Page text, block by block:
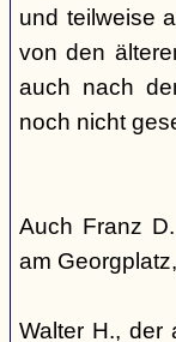
und teilweise
von den
auch nach
noch nicht
Auch Franz
am
Walter H., der